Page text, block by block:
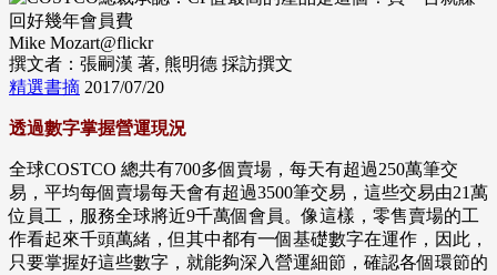
Mike Mozart@flickr
撰文者：張嗣漢 著, 熊明德 採訪撰文
精選書摘 2017/07/20
透過數字掌握營運現況
全球COSTCO 總共有700多個賣場，每天有超過250萬筆交
易，平均每個賣場每天會有超過3500筆交易，這些交易由21萬
位員工，服務全球將近9千萬個會員。像這樣，零售賣場的工
作看起來千頭萬緒，但其中都有一個基礎數字在運作，因此，
只要掌握好這些數字，就能夠深入營運細節，確認各個環節的